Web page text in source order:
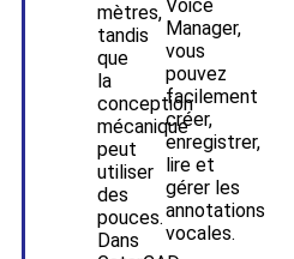
mètres,
tandis
que
la
conception
mécanique
peut
utiliser
des
pouces.
Dans
Voice
Manager,
vous
pouvez
facilement
créer,
enregistrer,
lire et
gérer les
annotations
vocales.